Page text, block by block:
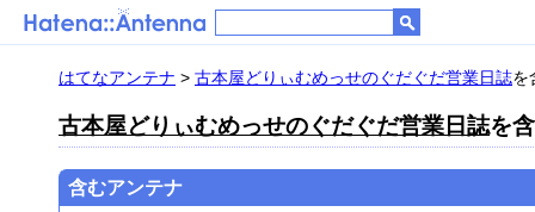
はてなアンテナ > 古本屋どりぃむめっせのぐだぐだ営業日誌を
古本屋どりぃむめっせのぐだぐだ営業日誌を
含むアンテナ